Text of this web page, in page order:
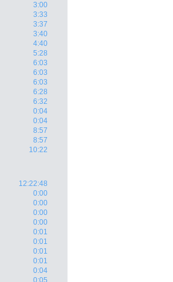
3:00
3:33
3:37
3:40
4:40
5:28
6:03
6:03
6:03
6:28
6:32
0:04
0:04
8:57
8:57
10:22
12:22:48
0:00
0:00
0:00
0:00
0:01
0:01
0:01
0:01
0:04
0:05